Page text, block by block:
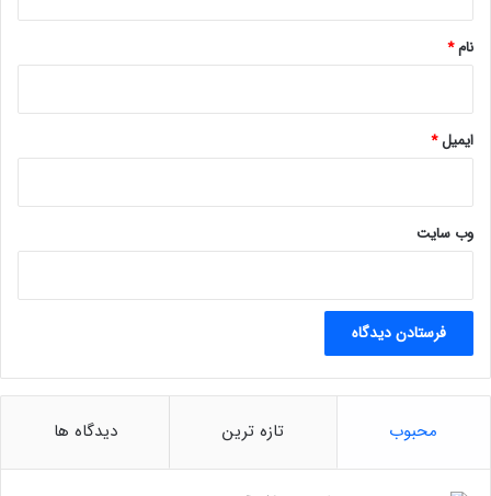
i
t
e
r
ش
نام*
ایمیل*
وب‌ سایت
محبوب تازه ترین دیدگاه ها